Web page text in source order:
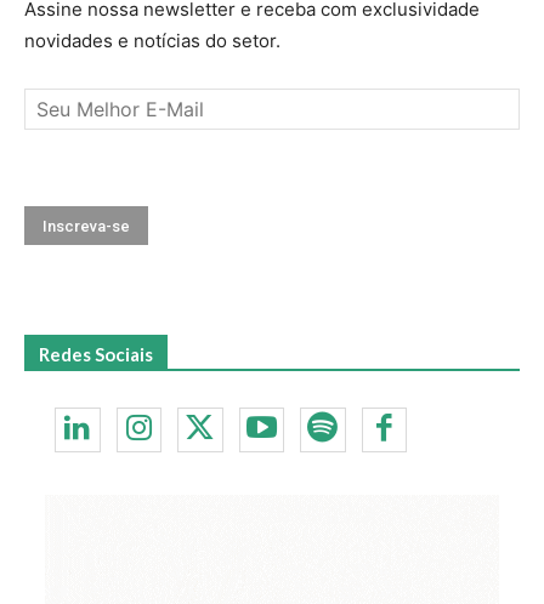
Mantenha-se Atualizado!
Assine nossa newsletter e receba com exclusividade
Redes Sociais